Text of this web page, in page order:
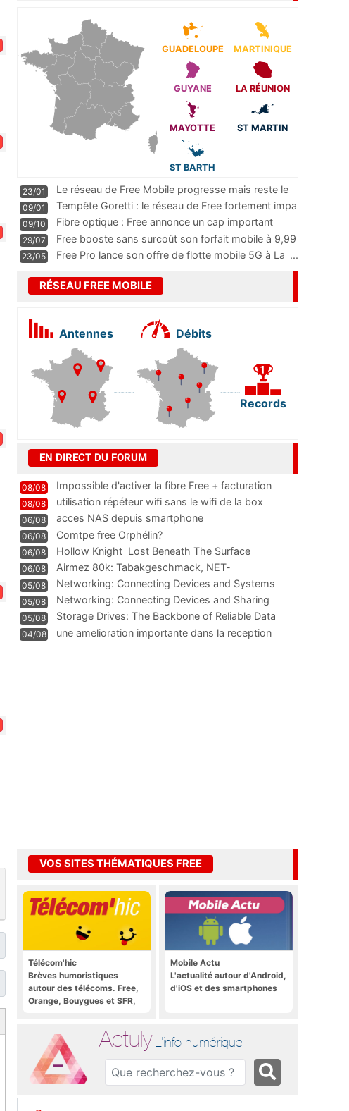
GUADELOUPE MARTINIQUE
GUYANE LA RÉUNION
MAYOTTE ST MARTIN
ST BARTH
23/01
Le réseau de Free Mobile progresse mais reste le
m
...
09/01
Tempête Goretti : le réseau de Free fortement impa
09/10
Fibre optique : Free annonce un cap important
pass
...
29/07
Free booste sans surcoût son forfait mobile à 9,99
23/05 Free Pro lance son offre de flotte mobile 5G à La ...
RÉSEAU FREE MOBILE
Antennes Débits
Records
EN DIRECT DU FORUM
08/08
Impossible d'activer la fibre Free + facturation
résiliation
08/08 utilisation répéteur wifi sans le wifi de la box
06/08 acces NAS depuis smartphone
06/08 Comtpe free Orphélin?
06/08 Hollow Knight  Lost Beneath The Surface
06/08
Airmez 80k: Tabakgeschmack, NET-
Technologie und Leistung im
05/08 Networking: Connecting Devices and Systems
05/08
Networking: Connecting Devices and Sharing
Information
05/08
Storage Drives: The Backbone of Reliable Data
Management
04/08
une amelioration importante dans la reception
VOS SITES THÉMATIQUES FREE
Télécom'hic
Brèves humoristiques
autour des télécoms. Free,
Orange, Bouygues et SFR,
Mobile Actu
L'actualité autour d'Android,
d'iOS et des smartphones
Actuly L'info numérique